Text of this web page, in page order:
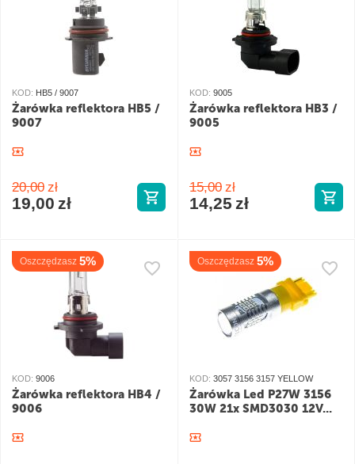
KOD: HB5 / 9007
Żarówka reflektora HB5 /
9007
20,00 zł
19,00 zł
KOD: 9005
Żarówka reflektora HB3 /
9005
15,00 zł
14,25 zł
Oszczędzasz 5%
KOD: 9006
Żarówka reflektora HB4 /
9006
Oszczędzasz 5%
KOD: 3057 3156 3157 YELLOW
Żarówka Led P27W 3156
30W 21x SMD3030 12V...